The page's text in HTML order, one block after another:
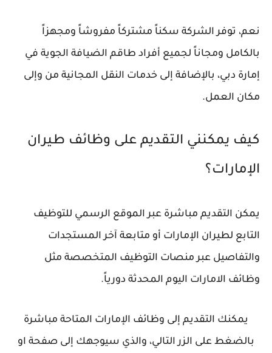
نعم، توفر الشركة سكناً مشتركاً مفروشاً ومجهزاً
بالكامل ومجاناً لجميع أفراد طاقم الضيافة الجوية في
إمارة دبي، بالإضافة إلى خدمات النقل المجانية من وإلى
مكان العمل.
كيف يمكنني التقديم على وظائف طيران
الإمارات؟
يمكن التقديم مباشرة عبر الموقع الرسمي للتوظيف
التابع لطيران الإمارات أو متابعة آخر المستجدات
والتفاصيل عبر منصات التوظيف المتخصصة مثل
وظائف الامارات اليوم المحدثة دورياً.
يمكنك التقديم إلى وظائف الإمارات المتاحة مباشرة
بالضغط على الزر التالي، والذي سيوجهك إلى صفحة او